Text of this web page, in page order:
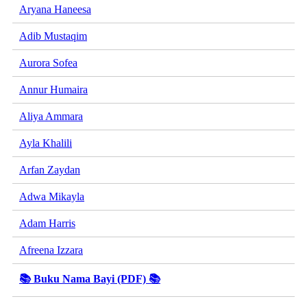
Aryana Haneesa
Adib Mustaqim
Aurora Sofea
Annur Humaira
Aliya Ammara
Ayla Khalili
Arfan Zaydan
Adwa Mikayla
Adam Harris
Afreena Izzara
📚 Buku Nama Bayi (PDF) 📚